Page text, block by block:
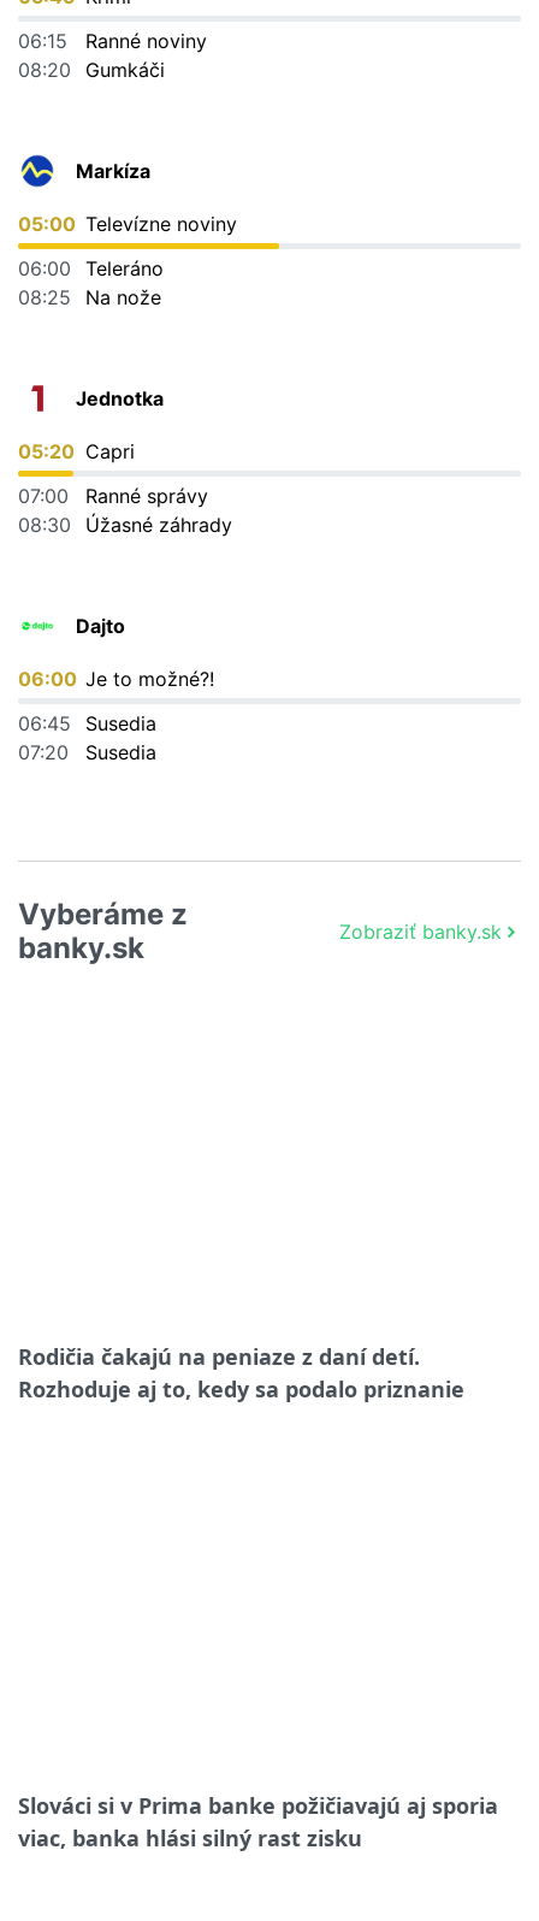
06:15
Ranné noviny
08:20
Gumkáči
Markíza
05:00 Televízne noviny
06:00
Teleráno
08:25
Na nože
Jednotka
05:20 Capri
07:00
Ranné správy
08:30
Úžasné záhrady
Dajto
06:00 Je to možné?!
06:45
Susedia
07:20
Susedia
Vyberáme z
banky.sk
Zobraziť banky.sk
Rodičia čakajú na peniaze z daní detí.
Rozhoduje aj to, kedy sa podalo priznanie
Slováci si v Prima banke požičiavajú aj sporia
viac, banka hlási silný rast zisku